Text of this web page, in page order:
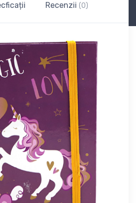
Recenzii (0)